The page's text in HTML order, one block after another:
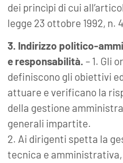
dei princìpi di cui
legge 23 ottobre 1992, n.
3. Indirizzo politico-
e responsabilità. – 1. Gli
definiscono gli obiettivi
attuare e verificano la
della gestione
generali impartite.
2. Ai dirigenti spetta la
tecnica e amministrativa,